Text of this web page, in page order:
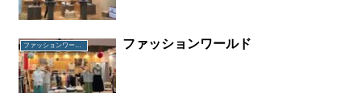
ファッションワールド ファッションワールド